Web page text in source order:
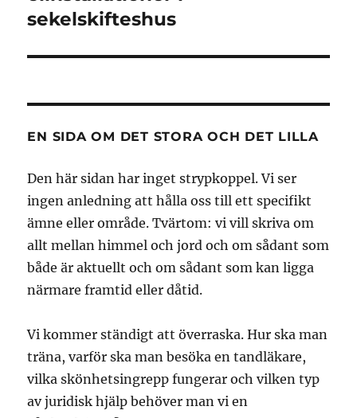
sekelskifteshus
EN SIDA OM DET STORA OCH DET LILLA
Den här sidan har inget strypkoppel. Vi ser
ingen anledning att hålla oss till ett specifikt
ämne eller område. Tvärtom: vi vill skriva om
allt mellan himmel och jord och om sådant som
både är aktuellt och om sådant som kan ligga
närmare framtid eller dåtid.
Vi kommer ständigt att överraska. Hur ska man
träna, varför ska man besöka en tandläkare,
vilka skönhetsingrepp fungerar och vilken typ
av juridisk hjälp behöver man vi en